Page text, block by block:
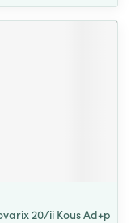
20/ii Kous Ad+p